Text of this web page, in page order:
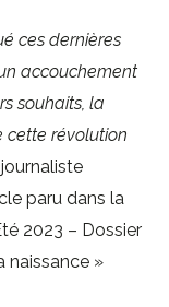
ces dernières
accouchement
souhaits, la
cette révolution
paru dans la
2023 – Dossier
naissance »